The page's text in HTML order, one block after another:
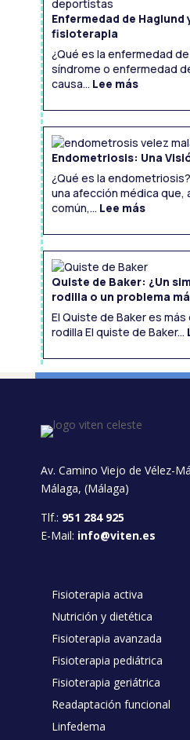
Enfermedad de
fisioterapia
¿Qué es la enfermedad de
síndrome o enfermedad
causa... Lee más:
de
Haglund
de
Endometriosis: Una
¿Qué es la
una afección médica que,
común,... Lee más:
Una
Visión
Quiste de Baker: ¿Un
rodilla o un problema
El Quiste de Baker es
rodilla El quiste de Baker...
Av. Camino Viejo de Vélez-
Málaga, (Málaga)
Tlf.: 951 284 925
E-Mail: info@viten.es
Fisioterapia activa
Nutrición y dietética
Fisioterapia avanzada
Fisioterapia pediátrica
Fisioterapia geriátrica
Readaptación funcional
Linfedema